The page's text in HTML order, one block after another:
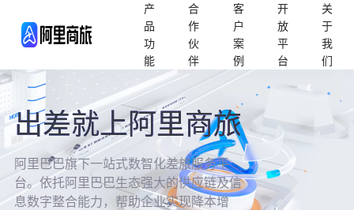
产
品
功
能
合
作
伙
伴
客
户
案
例
开
放
平
台
关
于
我
们
出差就上阿里商旅
阿里巴巴旗下一站式数智化差旅服务平
台。依托阿里巴巴生态强大的供应链及信
息数字整合能力，帮助企业实现降本增